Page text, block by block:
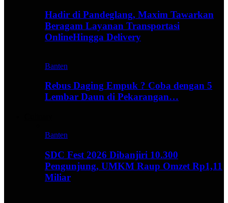
Hadir di Pandeglang, Maxim Tawarkan
Beragam Layanan Transportasi
OnlineHingga Delivery
Banten
Rebus Daging Empuk ? Coba dengan 5
Lembar Daun di Pekarangan…
Banten
SDC Fest 2026 Dibanjiri 10.300
Pengunjung, UMKM Raup Omzet Rp1,11
Miliar